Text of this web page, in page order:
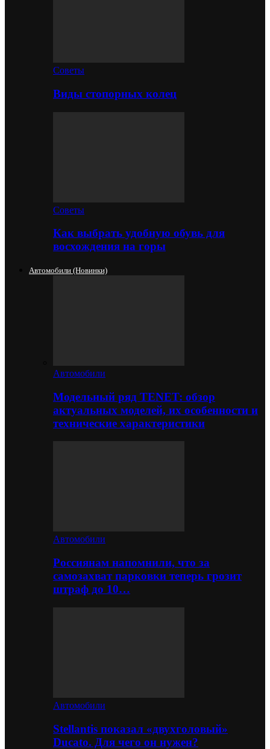
Советы
Виды стопорных колец
Советы
Как выбрать удобную обувь для
восхождения на горы
Автомобили (новинки)
Автомобили
Модельный ряд TENET: обзор
актуальных моделей, их особенности и
технические характеристики
Автомобили
Россиянам напомнили, что за
самозахват парковки теперь грозит
штраф до 10…
Автомобили
Stellantis показал «двухголовый»
Ducato. Для чего он нужен?